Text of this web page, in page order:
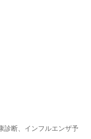
診断、インフルエンザ予